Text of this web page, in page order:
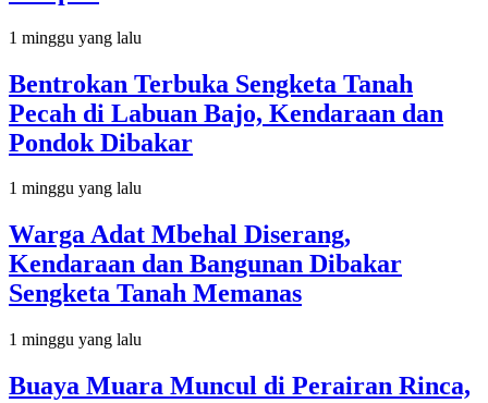
1 minggu yang lalu
Bentrokan Terbuka Sengketa Tanah
Pecah di Labuan Bajo, Kendaraan dan
Pondok Dibakar
1 minggu yang lalu
Warga Adat Mbehal Diserang,
Kendaraan dan Bangunan Dibakar
Sengketa Tanah Memanas
1 minggu yang lalu
Buaya Muara Muncul di Perairan Rinca,